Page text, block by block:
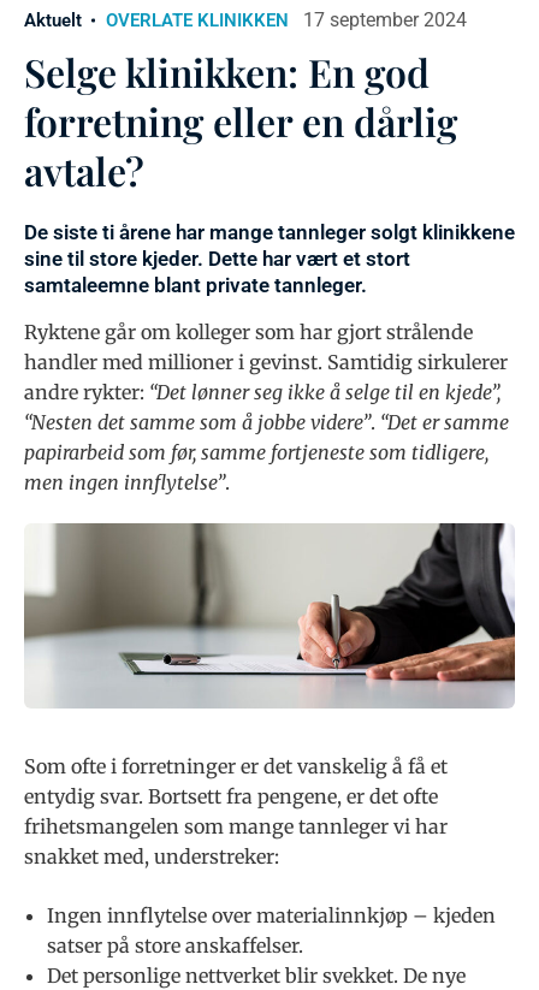
Aktuelt OVERLATE KLINIKKEN 17 september 2024
Selge klinikken: En god
forretning eller en dårlig
avtale?
De siste ti årene har mange tannleger solgt klinikkene
sine til store kjeder. Dette har vært et stort
samtaleemne blant private tannleger.
Ryktene går om kolleger som har gjort strålende
handler med millioner i gevinst. Samtidig sirkulerer
andre rykter: “Det lønner seg ikke å selge til en kjede”,
“Nesten det samme som å jobbe videre”. “Det er samme
papirarbeid som før, samme fortjeneste som tidligere,
men ingen innflytelse”.
Som ofte i forretninger er det vanskelig å få et
entydig svar. Bortsett fra pengene, er det ofte
frihetsmangelen som mange tannleger vi har
snakket med, understreker:
Ingen innflytelse over materialinnkjøp – kjeden
satser på store anskaffelser.
Det personlige nettverket blir svekket. De nye